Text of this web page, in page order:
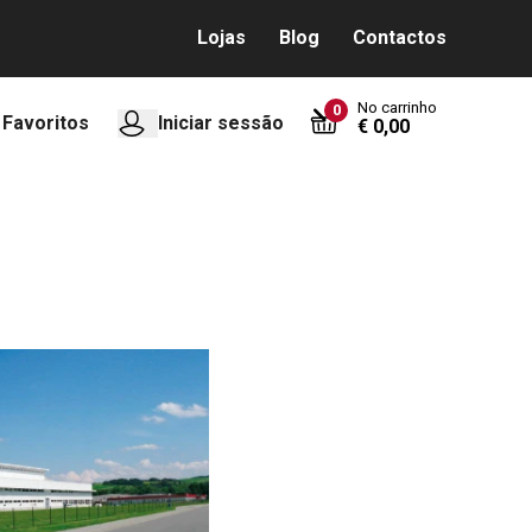
Lojas Blog Contactos
Favoritos Iniciar sessão
0 No carrinho
€ 0,00